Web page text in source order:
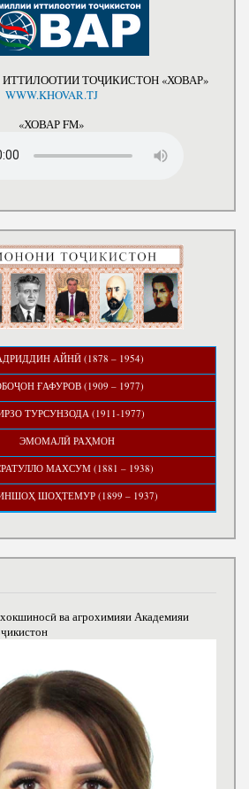
ТОҶИКИСТОН «ХОВАР»
WWW.KHOVAR.TJ
«ХОВАР FM»
АЙНӢ (1878 – 1954)
ҒАФУРОВ (1909 – 1977)
ТУРСУНЗОДА (1911-1977)
ЭМОМАЛӢ РАҲМОН
МАХСУМ (1881 – 1938)
ШОҲТЕМУР (1899 – 1937)
ва агрохимияи Академияи